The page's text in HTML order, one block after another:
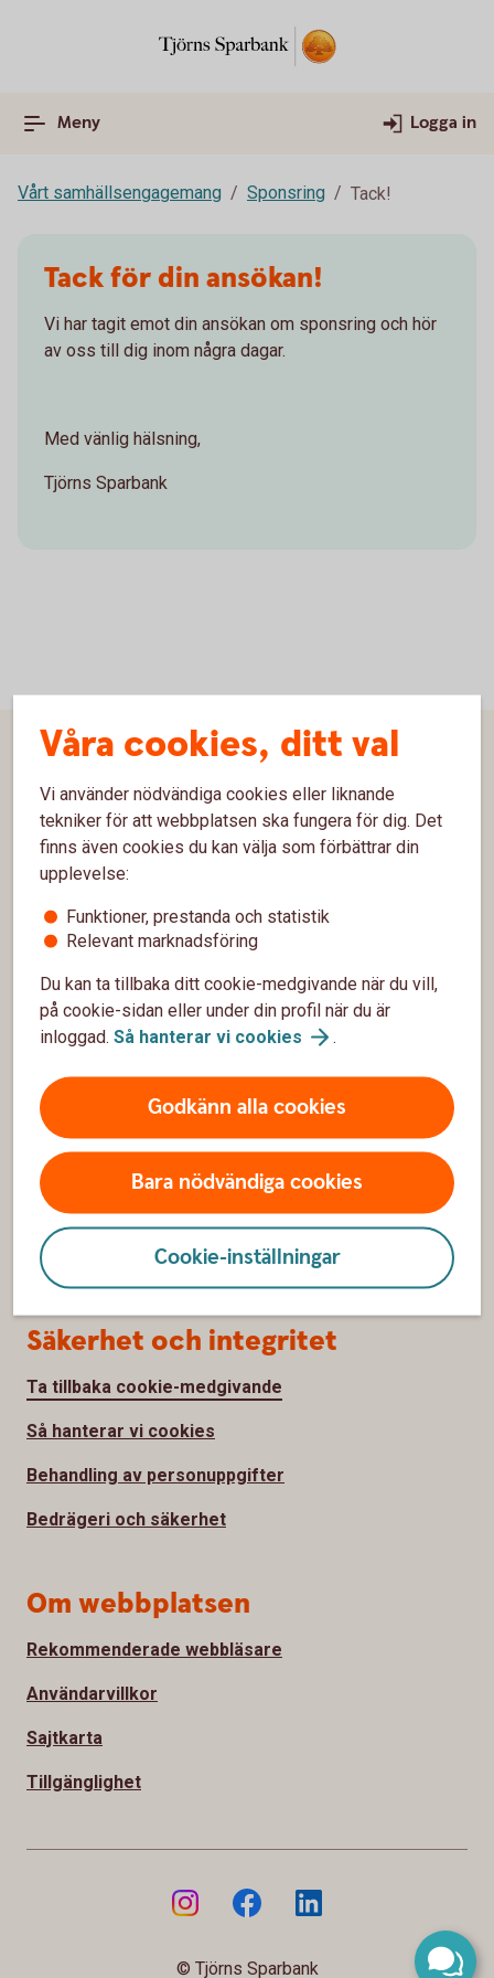
Meny Logga in
Vårt samhällsengagemang Sponsring Tack!
Tack för din ansökan!
Vi har tagit emot din ansökan om sponsring och hör
av oss till dig inom några dagar.
Med vänlig hälsning,
Tjörns Sparbank
Våra cookies, ditt val
Vi använder nödvändiga cookies eller liknande
tekniker för att webbplatsen ska fungera för dig. Det
finns även cookies du kan välja som förbättrar din
upplevelse:
Funktioner, prestanda och statistik
Relevant marknadsföring
Du kan ta tillbaka ditt cookie-medgivande när du vill,
på cookie-sidan eller under din profil när du är
inloggad. Så hanterar vi cookies .
Godkänn alla cookies
Bara nödvändiga cookies
Cookie-inställningar
Sidfot
Kontakta oss
Spärrhjälp
Hitta bankkontor
Bli kund
Priser, räntor och kurser
Om oss
Om Tjörns Sparbank
Hållbarhet
Samhällsengagemang
Jobba hos oss
Säkerhet och integritet
Ta tillbaka cookie-medgivande
Så hanterar vi cookies
Behandling av personuppgifter
Bedrägeri och säkerhet
Om webbplatsen
Rekommenderade webbläsare
Användarvillkor
Sajtkarta
Tillgänglighet
© Tjörns Sparbank